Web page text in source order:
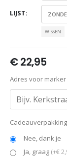
LIJST
WISSEN
€22,95
Adres voor
Nee, dank je
Ja, graag (+€